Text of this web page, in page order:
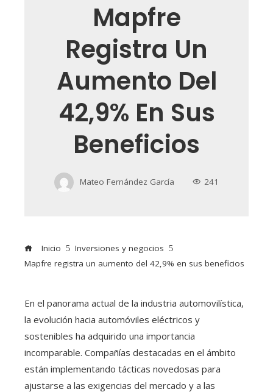
Mapfre
Registra Un
Aumento Del
42,9% En Sus
Beneficios
Mateo Fernández García 241
Inicio
Inversiones y negocios
Mapfre registra un aumento del 42,9% en sus beneficios
En el panorama actual de la industria automovilística,
la evolución hacia automóviles eléctricos y
sostenibles ha adquirido una importancia
incomparable. Compañías destacadas en el ámbito
están implementando tácticas novedosas para
ajustarse a las exigencias del mercado y a las